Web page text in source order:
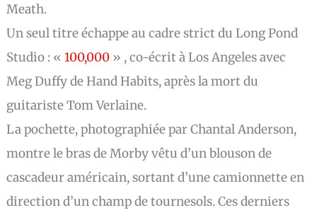
Meath.
Un seul titre échappe au cadre strict du Long Pond
Studio : «100,000 » , co-écrit à Los Angeles avec
Meg Duffy de Hand Habits, après la mort du
guitariste Tom Verlaine.
La pochette, photographiée par Chantal Anderson,
montre le bras de Morby vêtu d’un blouson de
cascadeur américain, sortant d’une camionnette en
direction d’un champ de tournesols. Ces derniers